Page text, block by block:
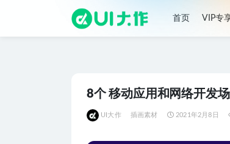
首页 VIP专
8个 移动应用和网络开发
UI大作 插画素材 2021年2月8日